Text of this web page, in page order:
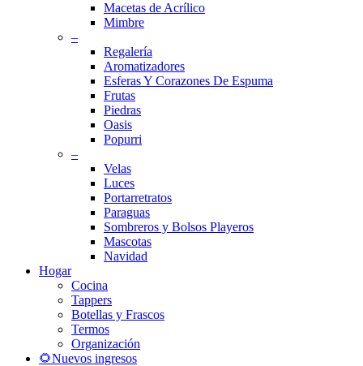
Macetas de Acrílico
Mimbre
–
Regalería
Aromatizadores
Esferas Y Corazones De Espuma
Frutas
Piedras
Oasis
Popurri
–
Velas
Luces
Portarretratos
Paraguas
Sombreros y Bolsos Playeros
Mascotas
Navidad
Hogar
Cocina
Tappers
Botellas y Frascos
Termos
Organización
🌻Nuevos ingresos